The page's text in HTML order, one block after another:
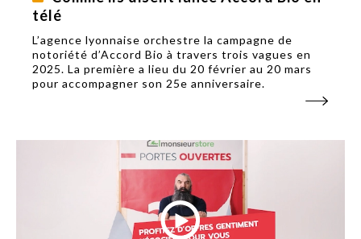
télé
L’agence lyonnaise orchestre la campagne de
notoriété d’Accord Bio à travers trois vagues en
2025. La première a lieu du 20 février au 20 mars
pour accompagner son 25e anniversaire.